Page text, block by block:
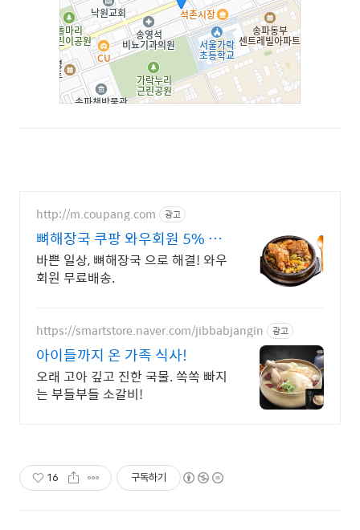
http://m.coupang.com 광고
뼈해장국 쿠팡 와우회원 5% 캐
시적립
바쁜 일상, 뼈해장국 으로 해결! 와우
회원 무료배송.
https://smartstore.naver.com/jibbabjangin 광고
아이들까지 온 가족 식사!
오래 고아 깊고 진한 국물. 쏙쏙 빠지
는 부들부들 소갈비!
16 구독하기